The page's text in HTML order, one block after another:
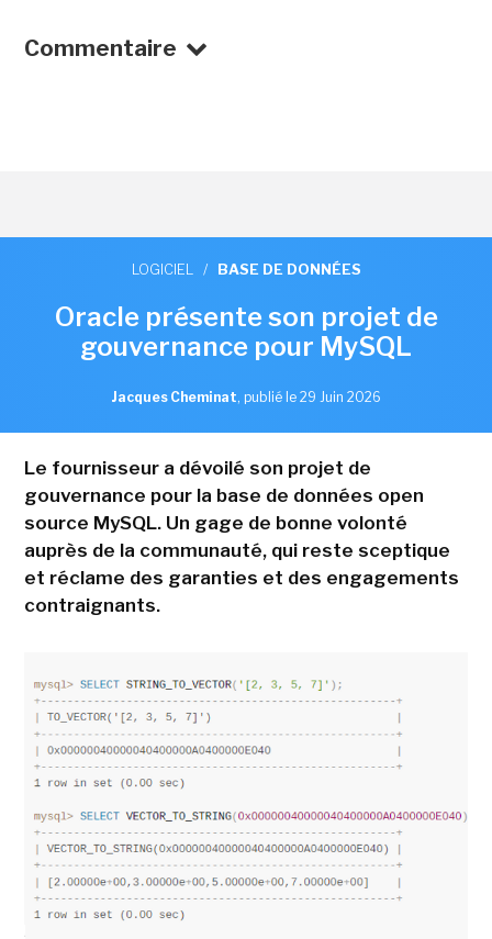
Commentaire
LOGICIEL / BASE DE DONNÉES
Oracle présente son projet de
gouvernance pour MySQL
Jacques Cheminat, publié le 29 Juin 2026
Le fournisseur a dévoilé son projet de
gouvernance pour la base de données open
source MySQL. Un gage de bonne volonté
auprès de la communauté, qui reste sceptique
et réclame des garanties et des engagements
contraignants.